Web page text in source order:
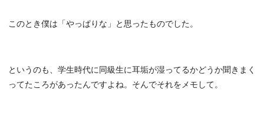
このとき僕は「やっぱりな」と思ったものでした。
というのも、学生時代に同級生に耳垢が湿ってるかどうか聞きまく
ってたころがあったんですよね。そんでそれをメモして。